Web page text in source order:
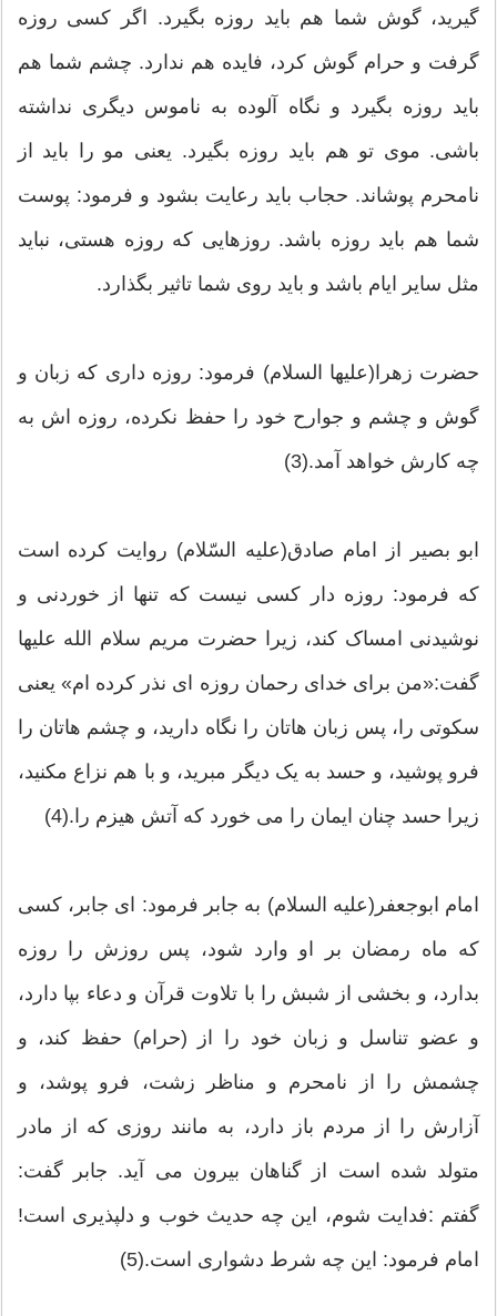
گیرید، گوش شما هم باید روزه بگیرد. اگر کسی روزه
گرفت و حرام گوش کرد، فایده هم ندارد. چشم شما هم
باید روزه بگیرد و نگاه آلوده به ناموس دیگری نداشته
باشی. موی تو هم باید روزه بگیرد. یعنی مو را باید از
نامحرم پوشاند. حجاب باید رعایت بشود و فرمود: پوست
شما هم باید روزه باشد. روزهایی که روزه هستی، نباید
مثل سایر ایام باشد و باید روی شما تاثیر بگذارد.
حضرت زهرا(علیها السلام) فرمود: روزه داری که زبان و
گوش و چشم و جوارح خود را حفظ نکرده، روزه اش به
چه کارش خواهد آمد.(3)
ابو بصیر از امام صادق(علیه السّلام) روایت كرده است
كه فرمود: روزه‏ دار كسى نیست كه تنها از خوردنى و
نوشیدنى امساک كند، زیرا حضرت مریم سلام الله علیها
گفت:«من براى خداى رحمان روزه ‏اى نذر كرده ‏ام» یعنى
سكوتى را، پس زبان هاتان را نگاه دارید، و چشم هاتان را
فرو پوشید، و حسد به یک دیگر مبرید، و با هم نزاع مكنید،
زیرا حسد چنان ایمان را می خورد كه آتش هیزم را.(4)
امام ابوجعفر(علیه السلام) به جابر فرمود: ای جابر، کسی
که ماه رمضان بر او وارد شود، پس روزش را روزه
بدارد، و بخشی از شبش را با تلاوت قرآن و دعاء بپا دارد،
و عضو تناسل و زبان خود را از (حرام) حفظ کند، و
چشمش را از نامحرم و مناظر زشت، فرو پوشد، و
آزارش را از مردم باز دارد، به مانند روزی که از مادر
متولد شده است از گناهان بیرون می آید. جابر گفت:
گفتم :فدایت شوم، این چه حدیث خوب و دلپذیری است!
امام فرمود: این چه شرط دشواری است.(5)